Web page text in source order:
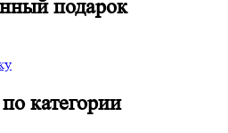
подарок
категории